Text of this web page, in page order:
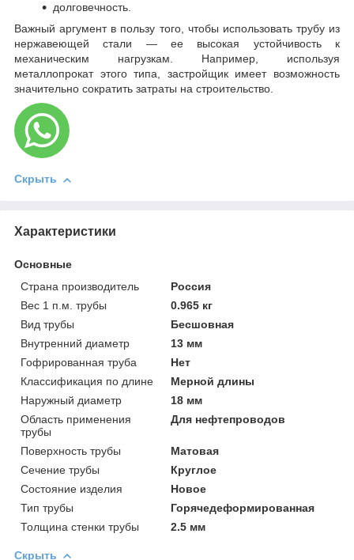
долговечность.
Важный аргумент в пользу того, чтобы использовать трубу из
нержавеющей стали — ее высокая устойчивость к
механическим нагрузкам. Например, используя
металлопрокат этого типа, застройщик имеет возможность
значительно сократить затраты на строительство.
Скрыть
Характеристики
Основные
Страна производитель
Россия
Вес 1 п.м. трубы
0.965 кг
Вид трубы
Бесшовная
Внутренний диаметр
13 мм
Гофрированная труба
Нет
Классификация по длине
Мерной длины
Наружный диаметр
18 мм
Область применения
трубы
Для нефтепроводов
Поверхность трубы
Матовая
Сечение трубы
Круглое
Состояние изделия
Новое
Тип трубы
Горячедеформированная
Толщина стенки трубы
2.5 мм
Скрыть